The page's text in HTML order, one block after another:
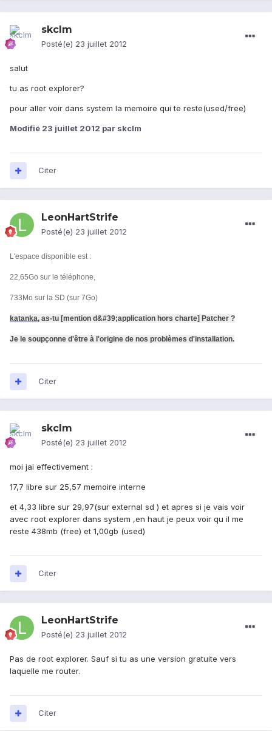
skclm
Posté(e) 23 juillet 2012
salut
tu as root explorer?
pour aller voir dans system la memoire qui te reste(used/free)
Modifié 23 juillet 2012 par skclm
Citer
LeonHartStrife
Posté(e) 23 juillet 2012
L'espace disponible est :
22,65Go sur le téléphone,
733Mo sur la SD (sur 7Go)
katanka, as-tu [mention d&#39;application hors charte] Patcher ?
Je le soupçonne d'être à l'origine de nos problèmes d'installation.
Citer
skclm
Posté(e) 23 juillet 2012
moi jai effectivement :
17,7 libre sur 25,57 memoire interne
et 4,33 libre sur 29,97(sur external sd ) et apres si je vais voir
avec root explorer dans system ,en haut je peux voir qu il me
reste 438mb (free) et 1,00gb (used)
Citer
LeonHartStrife
Posté(e) 23 juillet 2012
Pas de root explorer. Sauf si tu as une version gratuite vers
laquelle me router.
Citer